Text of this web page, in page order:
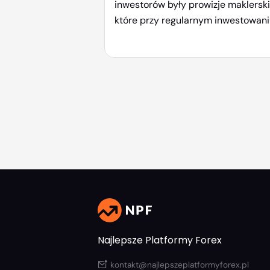
inwestorów były prowizje
które przy regularnym
Najlepsze Platformy Forex
kontakt@najlepszeplatformyforex.pl